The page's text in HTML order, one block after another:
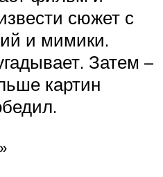
сюжет с
и мимики.
Затем –
картин